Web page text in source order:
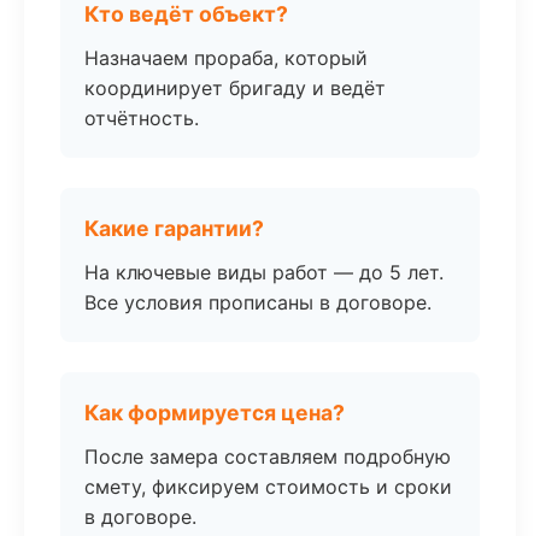
Кто ведёт объект?
Назначаем прораба, который
координирует бригаду и ведёт
отчётность.
Какие гарантии?
На ключевые виды работ — до 5 лет.
Все условия прописаны в договоре.
Как формируется цена?
После замера составляем подробную
смету, фиксируем стоимость и сроки
в договоре.